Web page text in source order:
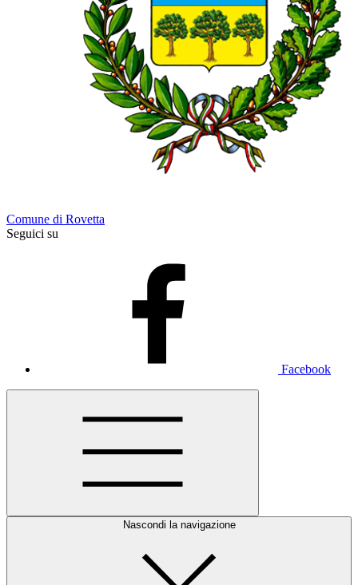
Comune di Rovetta
Seguici su
Facebook
Nascondi la navigazione